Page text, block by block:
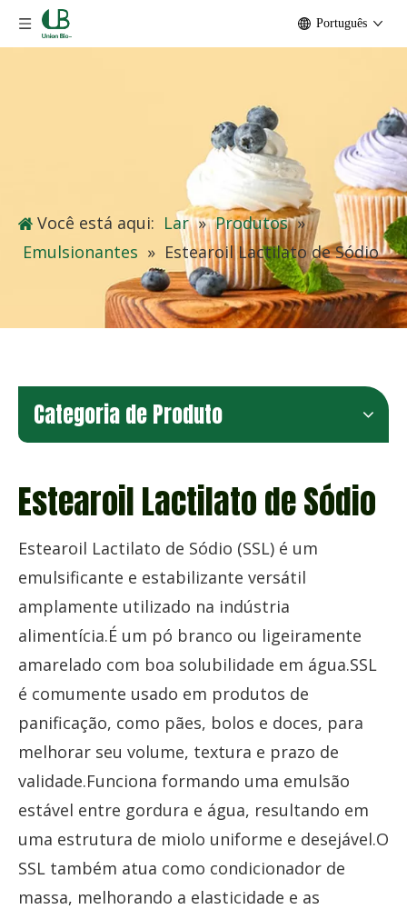
Português
Você está aqui: Lar » Produtos »
Emulsionantes » Estearoil Lactilato de Sódio
Categoria de Produto
Estearoil Lactilato de Sódio
Estearoil Lactilato de Sódio (SSL) é um
emulsificante e estabilizante versátil
amplamente utilizado na indústria
alimentícia.É um pó branco ou ligeiramente
amarelado com boa solubilidade em água.SSL
é comumente usado em produtos de
panificação, como pães, bolos e doces, para
melhorar seu volume, textura e prazo de
validade.Funciona formando uma emulsão
estável entre gordura e água, resultando em
uma estrutura de miolo uniforme e desejável.O
SSL também atua como condicionador de
massa, melhorando a elasticidade e as